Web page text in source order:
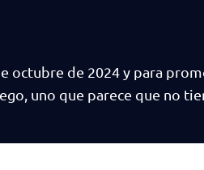
octubre de 2024 y para
uno que parece que no